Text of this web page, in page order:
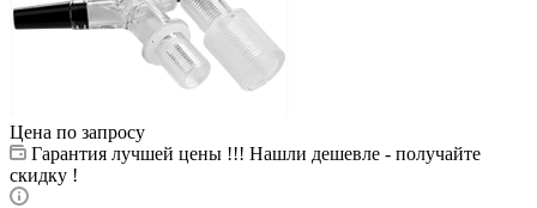
Цена по запросу
Гарантия лучшей цены !!! Нашли дешевле - получайте
скидку !